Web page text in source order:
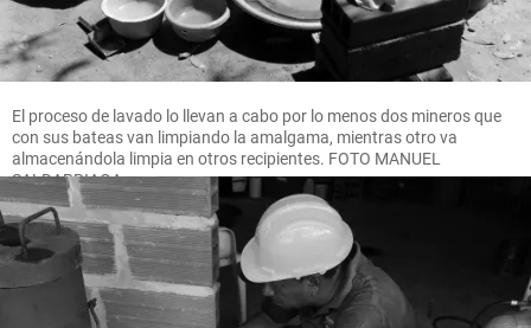
El proceso de lavado lo llevan a cabo por lo menos dos mineros que
con sus bateas van limpiando la amalgama, mientras otro va
almacenándola limpia en otros recipientes. FOTO MANUEL
SALDARRIAGA